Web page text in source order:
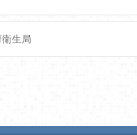
生局